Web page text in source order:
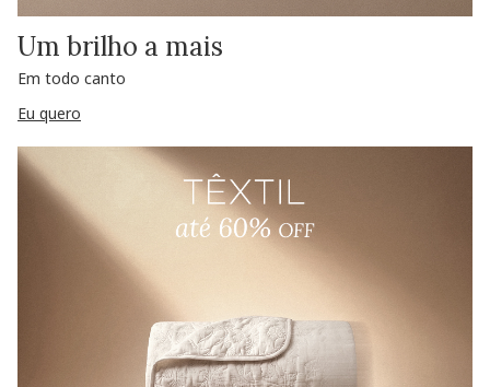
Um brilho a mais
Em todo canto
Eu quero